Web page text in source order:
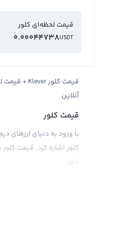
قیمت لحظه‌ای کلور
USDT
0.00044738
آنلاین
قیمت کلور
با ورود به دنیای ارزهای
کلور اشاره کرد. قیمت
دارد.
برای پرداخت‌های